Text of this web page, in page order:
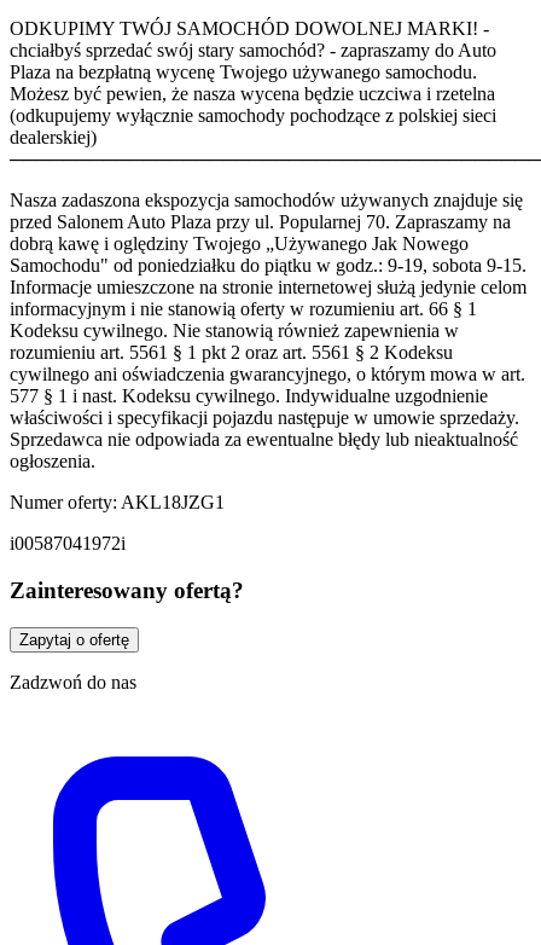
ODKUPIMY TWÓJ SAMOCHÓD DOWOLNEJ MARKI! -
chciałbyś sprzedać swój stary samochód? - zapraszamy do Auto
Plaza na bezpłatną wycenę Twojego używanego samochodu.
Możesz być pewien, że nasza wycena będzie uczciwa i rzetelna
(odkupujemy wyłącznie samochody pochodzące z polskiej sieci
dealerskiej)
Nasza zadaszona ekspozycja samochodów używanych znajduje się
przed Salonem Auto Plaza przy ul. Popularnej 70. Zapraszamy na
dobrą kawę i oględziny Twojego „Używanego Jak Nowego
Samochodu" od poniedziałku do piątku w godz.: 9-19, sobota 9-15.
Informacje umieszczone na stronie internetowej służą jedynie celom
informacyjnym i nie stanowią oferty w rozumieniu art. 66 § 1
Kodeksu cywilnego. Nie stanowią również zapewnienia w
rozumieniu art. 5561 § 1 pkt 2 oraz art. 5561 § 2 Kodeksu
cywilnego ani oświadczenia gwarancyjnego, o którym mowa w art.
577 § 1 i nast. Kodeksu cywilnego. Indywidualne uzgodnienie
właściwości i specyfikacji pojazdu następuje w umowie sprzedaży.
Sprzedawca nie odpowiada za ewentualne błędy lub nieaktualność
ogłoszenia.
Numer oferty: AKL18JZG1
i00587041972i
Zainteresowany ofertą?
Zapytaj o ofertę
Zadzwoń do nas